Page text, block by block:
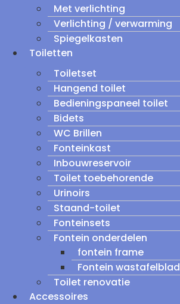
Met verlichting
Verlichting / verwarming
Spiegelkasten
Toiletten
Toiletset
Hangend toilet
Bedieningspaneel toilet
Bidets
WC Brillen
Fonteinkast
Inbouwreservoir
Toilet toebehorende
Urinoirs
Staand-toilet
Fonteinsets
Fontein onderdelen
fontein frame
Fontein wastafelblad
Toilet renovatie
Accessoires